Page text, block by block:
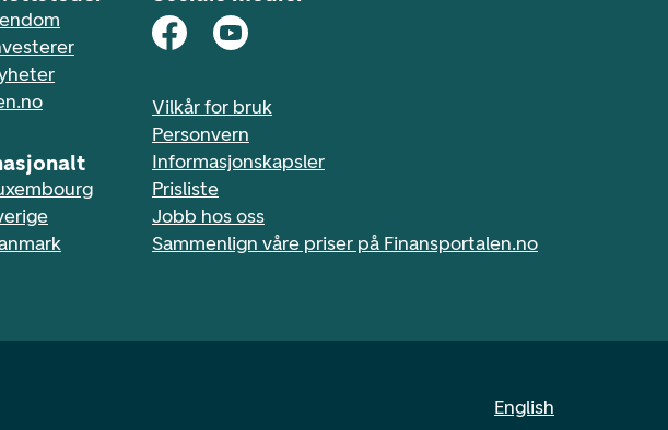
Vilkår for bruk
Personvern
Informasjonskapsler
Prisliste
Jobb hos oss
Sammenlign våre priser på Finansportalen.no
English